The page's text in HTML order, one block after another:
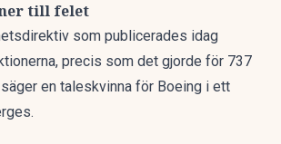
till felet
som publicerades idag
precis som det gjorde för 737
säger en taleskvinna för Boeing i ett